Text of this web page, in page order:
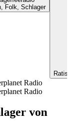
Folk, Schlager
Radio
Radio
von